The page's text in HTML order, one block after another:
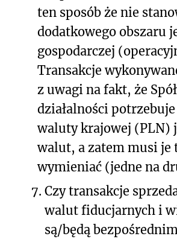
ten sposób że nie
dodatkowego obszaru
gospodarczej
Transakcje
z uwagi na fakt, że
działalności
waluty krajowej (PLN)
walut, a zatem musi je
wymieniać (jedne na
7. Czy transakcje
walut fiducjarnych i
są/będą